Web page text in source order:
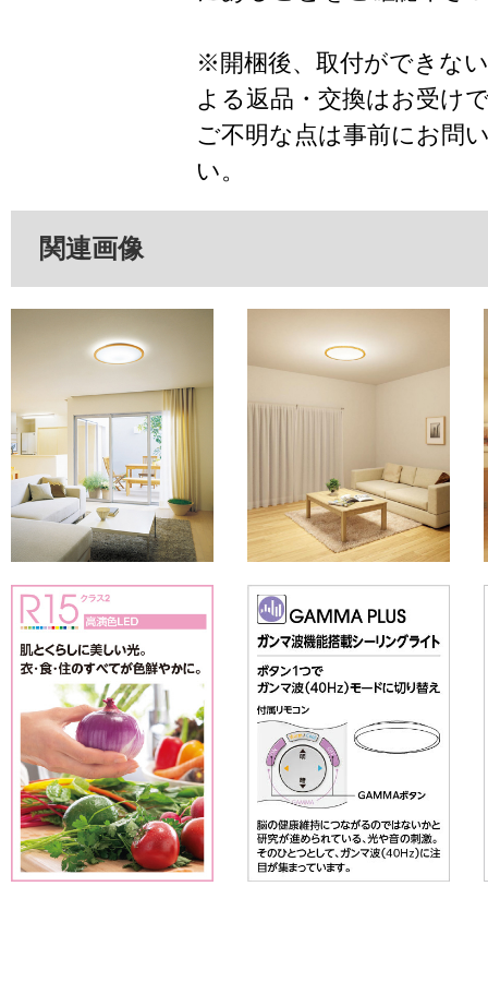
※開梱後、取付ができな
よる返品・交換はお受け
ご不明な点は事前にお問
い。
関連画像